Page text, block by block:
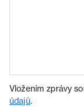
Vložením zprávy
údajů.